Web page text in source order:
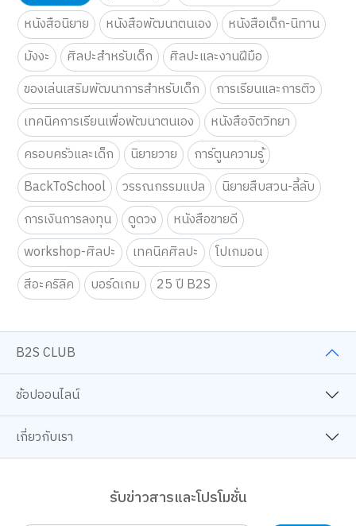
หนังสือนิยาย
หนังสือพัฒนาตนเอง
หนังสือเด็ก-นิทาน
มังงะ
ศิลปะสำหรับเด็ก
ศิลปะและงานฝีมือ
ของเล่นเสริมพัฒนาการสำหรับเด็ก
การเรียนและการติว
เทคนิคการเรียนเพื่อพัฒนาตนเอง
หนังสือจิตวิทยา
ครอบครัวและเด็ก
นิยายวาย
การ์ตูนความรู้
BackToSchool
วรรณกรรมแปล
นิยายสืบสวน-ลี้ลับ
การเงินการลงทุน
ดูดวง
หนังสือขายดี
workshop-ศิลปะ
เทคนิคศิลปะ
โปเกมอน
สีอะคริลิค
บอร์ดเกม 25 ปี B2S
B2S CLUB
ช้อปออนไลน์
เกี่ยวกับเรา
รับข่าวสารและโปรโมชั่น